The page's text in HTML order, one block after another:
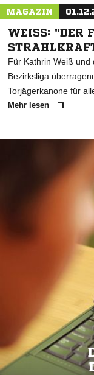
MAGAZIN
WEISS: "DER
Für Kathrin Weiß und
Bezirksliga
Torjägerkanone für
Mehr lesen